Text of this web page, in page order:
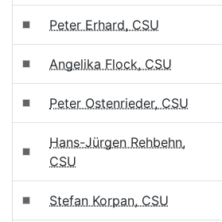
Peter Erhard, CSU
Angelika Flock, CSU
Peter Ostenrieder, CSU
Hans-Jürgen Rehbehn,
CSU
Stefan Korpan, CSU